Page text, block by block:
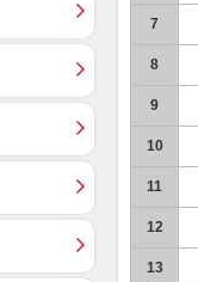
7
8
9
10
11
12
13